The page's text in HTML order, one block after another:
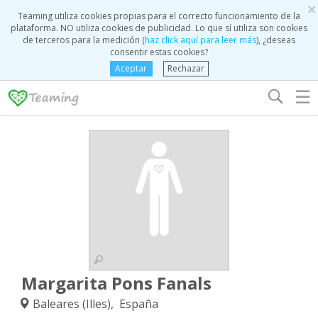
×
Teaming utiliza cookies propias para el correcto funcionamiento de la
plataforma. NO utiliza cookies de publicidad. Lo que sí utiliza son cookies
de terceros para la medición (haz click aquí para leer más), ¿deseas
consentir estas cookies?
Aceptar
Rechazar
☰
Margarita Pons Fanals
Baleares (Illes), España